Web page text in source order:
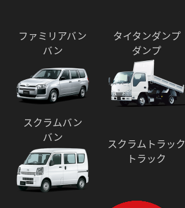
ファミリアバン
バン
タイタンダンプ
ダンプ
スクラムバン
バン
スクラムトラック
トラック